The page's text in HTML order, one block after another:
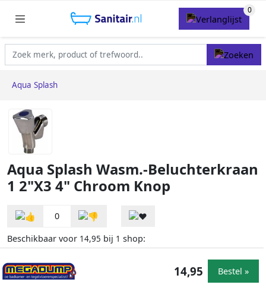
Aqua Splash
Aqua Splash Wasm.-Beluchterkraan
1 2"X3 4" Chroom Knop
0
Beschikbaar voor 14,95 bij 1 shop:
14,95 Bestel »